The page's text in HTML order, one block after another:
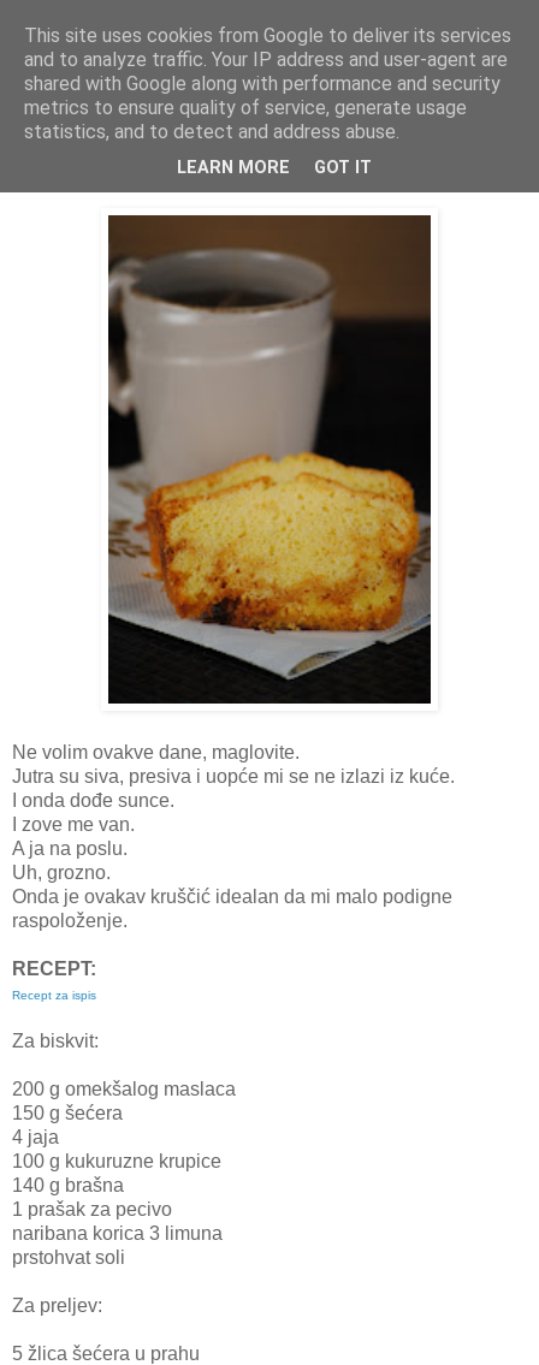
THURSDAYSCOOKING
ponedjeljak, 29. siječnja 2018.
Kruh sa limunom
Ne volim ovakve dane, maglovite.
Jutra su siva, presiva i uopće mi se ne izlazi iz kuće.
I onda dođe sunce.
I zove me van.
A ja na poslu.
Uh, grozno.
Onda je ovakav kruščić idealan da mi malo podigne
raspoloženje.
RECEPT:
Recept za ispis
Za biskvit:
200 g omekšalog maslaca
150 g šećera
4 jaja
100 g kukuruzne krupice
140 g brašna
1 prašak za pecivo
naribana korica 3 limuna
prstohvat soli
Za preljev:
5 žlica šećera u prahu
This site uses cookies from Google to deliver its services
and to analyze traffic. Your IP address and user-agent are
shared with Google along with performance and security
metrics to ensure quality of service, generate usage
statistics, and to detect and address abuse.
LEARN MORE GOT IT